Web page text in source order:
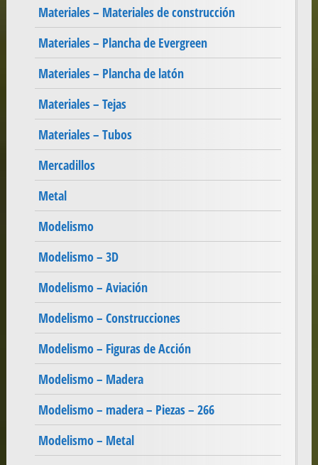
Materiales – Materiales de construcción
Materiales – Plancha de Evergreen
Materiales – Plancha de latón
Materiales – Tejas
Materiales – Tubos
Mercadillos
Metal
Modelismo
Modelismo – 3D
Modelismo – Aviación
Modelismo – Construcciones
Modelismo – Figuras de Acción
Modelismo – Madera
Modelismo – madera – Piezas – 266
Modelismo – Metal